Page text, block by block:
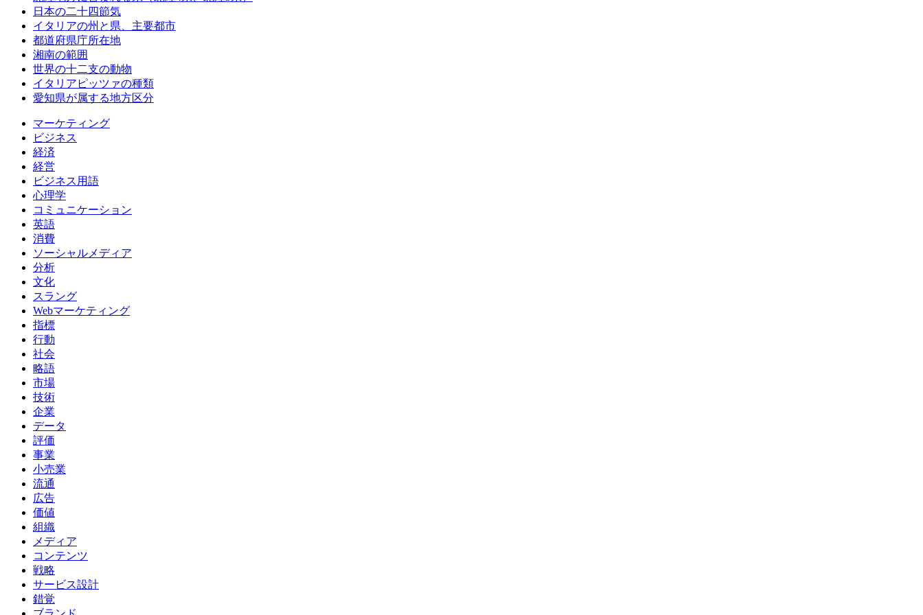
日本の二十四節気
イタリアの州と県、主要都市
都道府県庁所在地
湘南の範囲
世界の十二支の動物
イタリアピッツァの種類
愛知県が属する地方区分
マーケティング
ビジネス
経済
経営
ビジネス用語
心理学
コミュニケーション
英語
消費
ソーシャルメディア
分析
文化
スラング
Webマーケティング
指標
行動
社会
略語
市場
技術
企業
データ
評価
事業
小売業
流通
広告
価値
組織
メディア
コンテンツ
戦略
サービス設計
錯覚